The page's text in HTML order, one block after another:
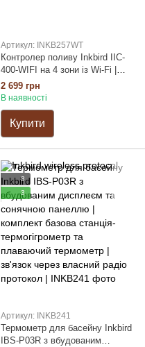
Артикул: INKB257WT
Контролер поливу Inkbird IIC-
400-WIFI на 4 зони із Wi-Fi |
керування через додаток, 4
цикли, підтримка датчика
дощу, ручний та автоматичний
режими
2 699 грн
В наявності
Купити
3
3
Артикул: INKB241
Термометр для басейну Inkbird
IBS-P03R з вбудованим